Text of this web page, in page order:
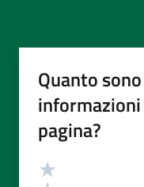
Quanto
pagina?
Valutazione